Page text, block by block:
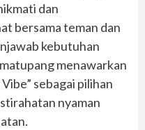
dan
bersama teman dan
kebutuhan
menawarkan
sebagai pilihan
nyaman